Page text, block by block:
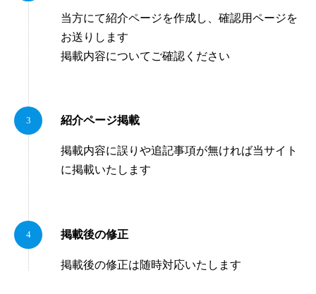
当方にて紹介ページを作成し、確認用ページを
お送りします
掲載内容についてご確認ください
紹介ページ掲載
掲載内容に誤りや追記事項が無ければ当サイト
に掲載いたします
掲載後の修正
掲載後の修正は随時対応いたします